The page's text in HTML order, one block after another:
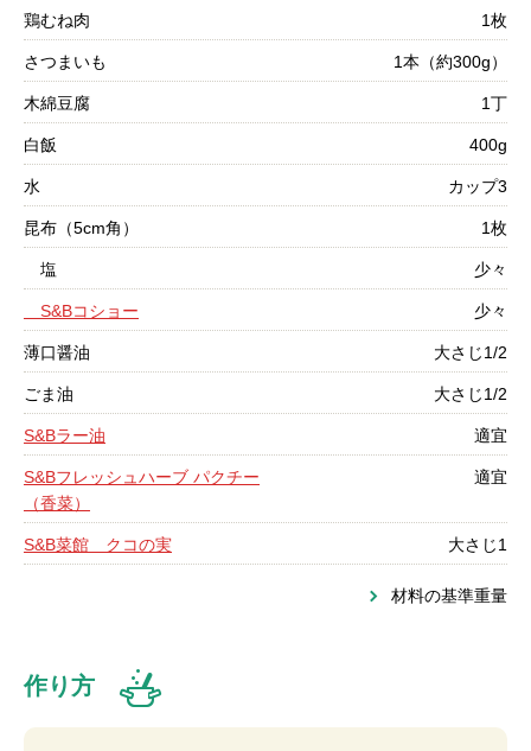
鶏むね肉 1枚
さつまいも 1本（約300g）
木綿豆腐 1丁
白飯 400g
水 カップ3
昆布（5cm角） 1枚
塩 少々
S&Bコショー 少々
薄口醤油 大さじ1/2
ごま油 大さじ1/2
S&Bラー油 適宜
S&Bフレッシュハーブ パクチー
（香菜）
適宜
S&B菜館 クコの実 大さじ1
材料の基準重量
作り方